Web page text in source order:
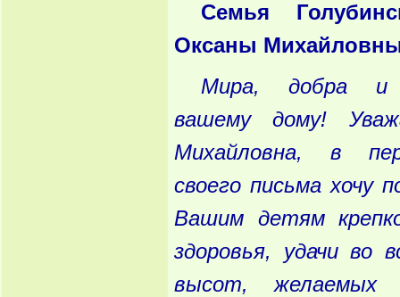
Семья
Оксаны
Мира, добра и
вашему дому!
Михайловна, в
своего письма хочу
Вашим детям
здоровья, удачи во
высот,